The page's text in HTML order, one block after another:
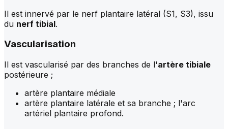
Il est innervé par le nerf plantaire latéral (S1, S3), issu
du nerf tibial.
Vascularisation
Il est vascularisé par des branches de l'artère tibiale
postérieure ;
artère plantaire médiale
artère plantaire latérale et sa branche ; l'arc
artériel plantaire profond.